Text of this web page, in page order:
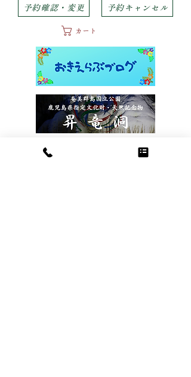
予約確認・変更 予約キャンセル
カート